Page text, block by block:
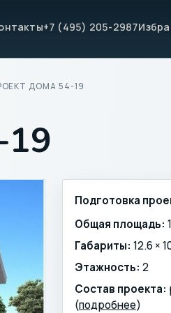
+7 (495) 205-2987
ДОМА 54-19
19
Подготовка
Общая площадь:
Габариты: 12.6 ×
Этажность: 2
Состав проекта:
(подробнее)